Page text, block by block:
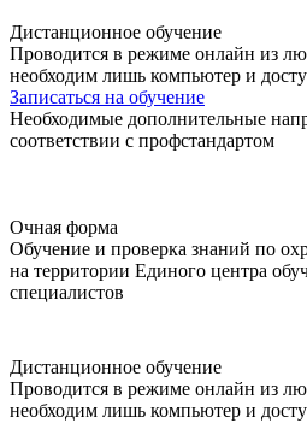
Дистанционное обучение
Проводится в режиме онлайн из
необходим лишь компьютер и
Записаться на обучение
Необходимые дополнительные
соответствии с профстандартом
Очная форма
Обучение и проверка знаний по
на территории Единого центра
специалистов
Дистанционное обучение
Проводится в режиме онлайн из
необходим лишь компьютер и